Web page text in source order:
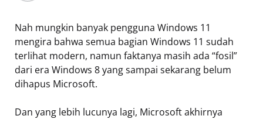
Nah mungkin banyak pengguna Windows 11
mengira bahwa semua bagian Windows 11 sudah
terlihat modern, namun faktanya masih ada “fosil”
dari era Windows 8 yang sampai sekarang belum
dihapus Microsoft.
Dan yang lebih lucunya lagi, Microsoft akhirnya